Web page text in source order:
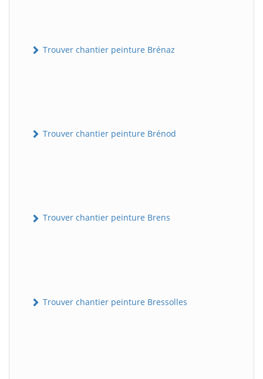
Trouver chantier peinture Brénaz
Trouver chantier peinture Brénod
Trouver chantier peinture Brens
Trouver chantier peinture Bressolles